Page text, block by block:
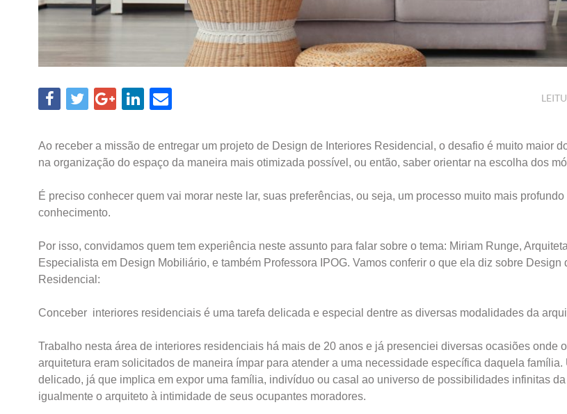
Ao receber a missão de entregar um projeto de Design de Interiores Residencial, o desafio é muito maior
na organização do espaço da maneira mais otimizada possível, ou então, saber orientar na escolha dos
É preciso conhecer quem vai morar neste lar, suas preferências, ou seja, um processo muito mais
conhecimento.
Por isso, convidamos quem tem experiência neste assunto para falar sobre o tema: Miriam Runge,
Especialista em Design Mobiliário, e também Professora IPOG. Vamos conferir o que ela diz sobre Design
Residencial:
Conceber interiores residenciais é uma tarefa delicada e especial dentre as diversas modalidades da
Trabalho nesta área de interiores residenciais há mais de 20 anos e já presenciei diversas ocasiões onde
arquitetura eram solicitados de maneira ímpar para atender a uma necessidade específica daquela família.
delicado, já que implica em expor uma família, indivíduo ou casal ao universo de possibilidades infinitas
igualmente o arquiteto à intimidade de seus ocupantes moradores.